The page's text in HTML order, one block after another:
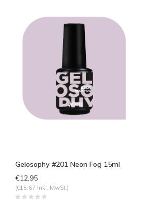
Gelosophy #201 Neon Fog 15ml
€12,95
(€15,67 Inkl. MwSt.)